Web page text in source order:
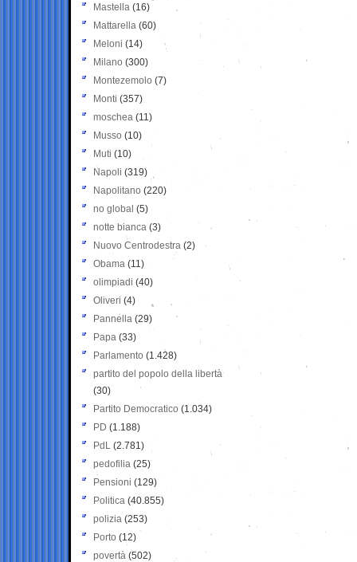
Mastella (16)
Mattarella (60)
Meloni (14)
Milano (300)
Montezemolo (7)
Monti (357)
moschea (11)
Musso (10)
Muti (10)
Napoli (319)
Napolitano (220)
no global (5)
notte bianca (3)
Nuovo Centrodestra (2)
Obama (11)
olimpiadi (40)
Oliveri (4)
Pannella (29)
Papa (33)
Parlamento (1.428)
partito del popolo della libertà
(30)
Partito Democratico (1.034)
PD (1.188)
PdL (2.781)
pedofilia (25)
Pensioni (129)
Politica (40.855)
polizia (253)
Porto (12)
povertà (502)